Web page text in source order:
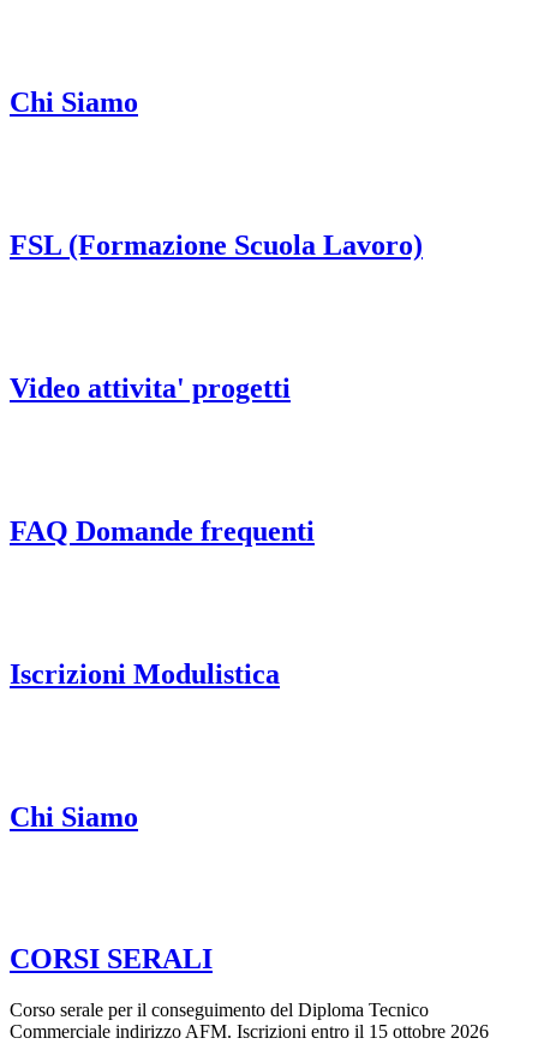
Chi Siamo
FSL (Formazione Scuola Lavoro)
Video attivita' progetti
FAQ Domande frequenti
Iscrizioni Modulistica
Chi Siamo
CORSI SERALI
Corso serale per il conseguimento del Diploma Tecnico
Commerciale indirizzo AFM. Iscrizioni entro il 15 ottobre 2026